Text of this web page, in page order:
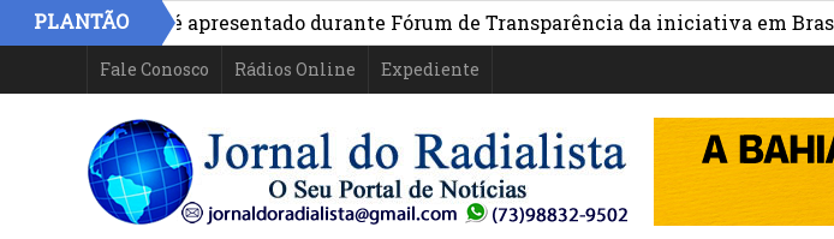
PLANTÃO
Bahia é apresentado durante Fórum de Transparência da iniciativa em Brasília »
Fale Conosco Rádios Online Expediente